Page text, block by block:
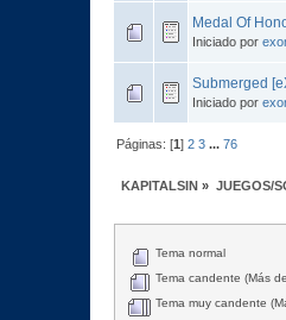
Medal Of
Iniciado por
Submerged
Iniciado por
Páginas: [1]2 3 ...76
KAPITALSIN » JUEGOS/
Tema normal
Tema candente (Más
Tema muy candente